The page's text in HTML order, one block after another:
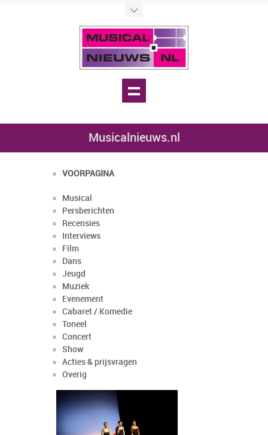
Musicalnieuws.nl
VOORPAGINA
Musical
Persberichten
Recensies
Interviews
Film
Dans
Jeugd
Muziek
Evenement
Cabaret / Komedie
Toneel
Concert
Show
Acties & prijsvragen
Overig